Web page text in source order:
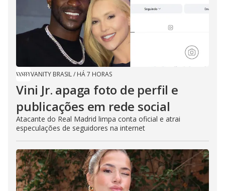
VANITY BRASIL/ HÁ 7 HORAS
Vini Jr. apaga foto de perfil e
publicações em rede social
Atacante do Real Madrid limpa conta oficial e atrai
especulações de seguidores na internet